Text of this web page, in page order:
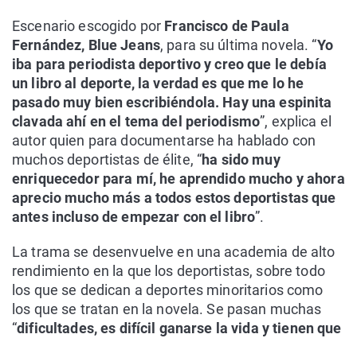
Escenario escogido por Francisco de Paula
Fernández, Blue Jeans, para su última novela. “Yo
iba para periodista deportivo y creo que le debía
un libro al deporte, la verdad es que me lo he
pasado muy bien escribiéndola. Hay una espinita
clavada ahí en el tema del periodismo”, explica el
autor quien para documentarse ha hablado con
muchos deportistas de élite, “ha sido muy
enriquecedor para mí, he aprendido mucho y ahora
aprecio mucho más a todos estos deportistas que
antes incluso de empezar con el libro”.
La trama se desenvuelve en una academia de alto
rendimiento en la que los deportistas, sobre todo
los que se dedican a deportes minoritarios como
los que se tratan en la novela. Se pasan muchas
“dificultades, es difícil ganarse la vida y tienen que